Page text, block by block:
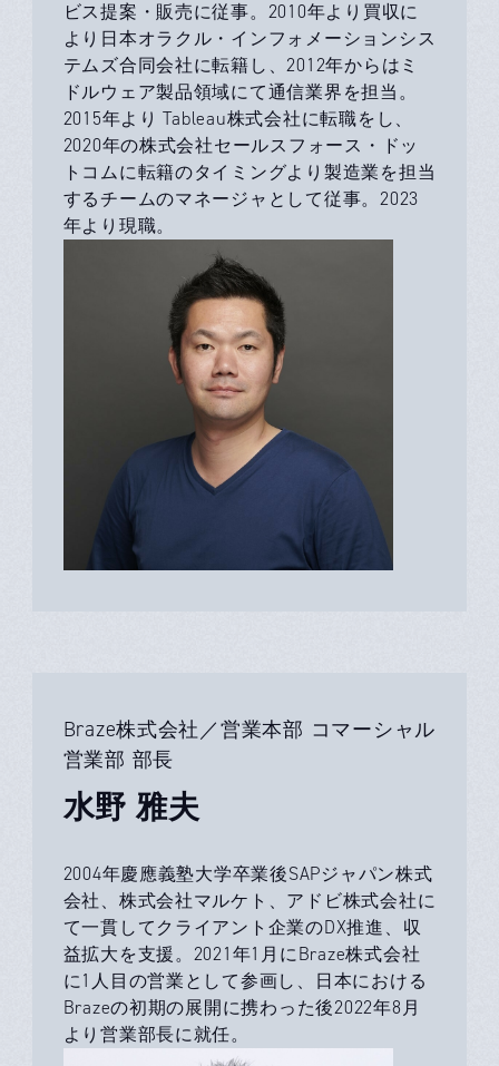
ビス提案・販売に従事。2010年より買収に
より日本オラクル・インフォメーションシス
テムズ合同会社に転籍し、2012年からはミ
ドルウェア製品領域にて通信業界を担当。
2015年より Tableau株式会社に転職をし、
2020年の株式会社セールスフォース・ドッ
トコムに転籍のタイミングより製造業を担当
するチームのマネージャとして従事。2023
年より現職。
Braze株式会社／営業本部 コマーシャル
営業部 部長
水野 雅夫
2004年慶應義塾大学卒業後SAPジャパン株式
会社、株式会社マルケト、アドビ株式会社に
て一貫してクライアント企業のDX推進、収
益拡大を支援。2021年1月にBraze株式会社
に1人目の営業として参画し、日本における
Brazeの初期の展開に携わった後2022年8月
より営業部長に就任。